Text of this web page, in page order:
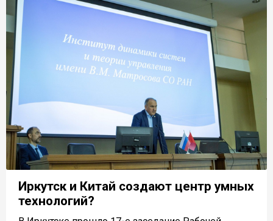
Иркутск и Китай создают центр умных
технологий?